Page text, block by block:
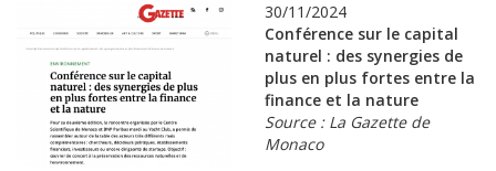
30/11/2024
Conférence sur le capital
naturel : des synergies de
plus en plus fortes entre la
finance et la nature
Source : La Gazette de
Monaco